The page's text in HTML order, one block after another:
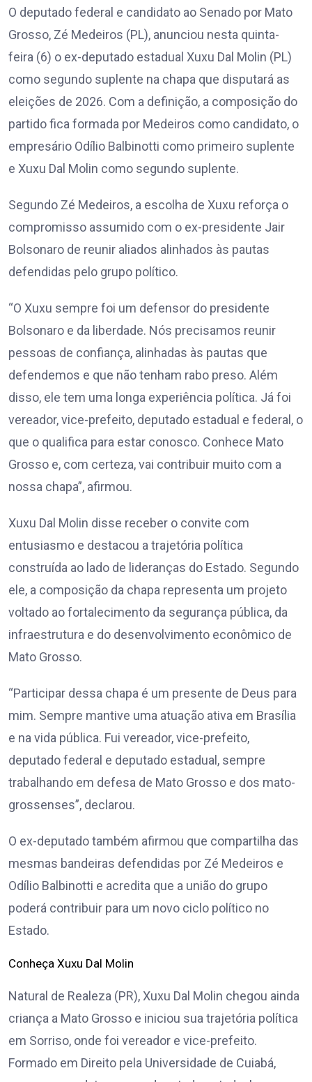
O deputado federal e candidato ao Senado por Mato
Grosso, Zé Medeiros (PL), anunciou nesta quinta-
feira (6) o ex-deputado estadual Xuxu Dal Molin (PL)
como segundo suplente na chapa que disputará as
eleições de 2026. Com a definição, a composição do
partido fica formada por Medeiros como candidato, o
empresário Odílio Balbinotti como primeiro suplente
e Xuxu Dal Molin como segundo suplente.
Segundo Zé Medeiros, a escolha de Xuxu reforça o
compromisso assumido com o ex-presidente Jair
Bolsonaro de reunir aliados alinhados às pautas
defendidas pelo grupo político.
“O Xuxu sempre foi um defensor do presidente
Bolsonaro e da liberdade. Nós precisamos reunir
pessoas de confiança, alinhadas às pautas que
defendemos e que não tenham rabo preso. Além
disso, ele tem uma longa experiência política. Já foi
vereador, vice-prefeito, deputado estadual e federal, o
que o qualifica para estar conosco. Conhece Mato
Grosso e, com certeza, vai contribuir muito com a
nossa chapa”, afirmou.
Xuxu Dal Molin disse receber o convite com
entusiasmo e destacou a trajetória política
construída ao lado de lideranças do Estado. Segundo
ele, a composição da chapa representa um projeto
voltado ao fortalecimento da segurança pública, da
infraestrutura e do desenvolvimento econômico de
Mato Grosso.
“Participar dessa chapa é um presente de Deus para
mim. Sempre mantive uma atuação ativa em Brasília
e na vida pública. Fui vereador, vice-prefeito,
deputado federal e deputado estadual, sempre
trabalhando em defesa de Mato Grosso e dos mato-
grossenses”, declarou.
O ex-deputado também afirmou que compartilha das
mesmas bandeiras defendidas por Zé Medeiros e
Odílio Balbinotti e acredita que a união do grupo
poderá contribuir para um novo ciclo político no
Estado.
Conheça Xuxu Dal Molin
Natural de Realeza (PR), Xuxu Dal Molin chegou ainda
criança a Mato Grosso e iniciou sua trajetória política
em Sorriso, onde foi vereador e vice-prefeito.
Formado em Direito pela Universidade de Cuiabá,